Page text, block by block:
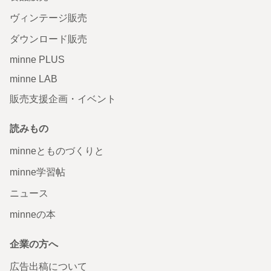
ヴィンテージ販売
ダウンロード販売
minne PLUS
minne LAB
販売支援企画・イベント
読みもの
minneとものづくりと
minne学習帖
ニュース
minneの本
企業の方へ
広告出稿について